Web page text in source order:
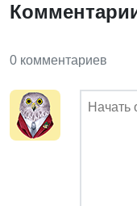
0 комментариев